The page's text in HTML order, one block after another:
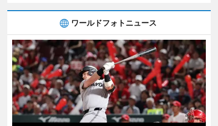
ワールドフォトニュース